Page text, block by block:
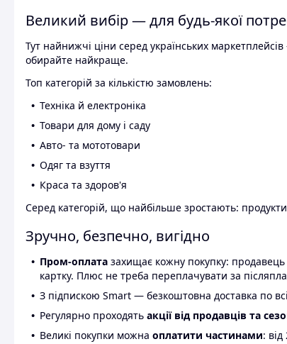
Великий вибір — для будь-якої
Тут найнижчі ціни серед українських
обирайте найкраще.
Топ категорій за кількістю замовлень:
Техніка й електроніка
Товари для дому і саду
Авто- та мототовари
Одяг та взуття
Краса та здоров'я
Серед категорій, що найбільше зростають:
Зручно, безпечно, вигідно
Пром-оплата захищає кожну покупку:
картку. Плюс не треба переплачувати за
З підпискою Smart — безкоштовна доставка по
Регулярно проходять акції від продавців та
Великі покупки можна оплатити частинами: